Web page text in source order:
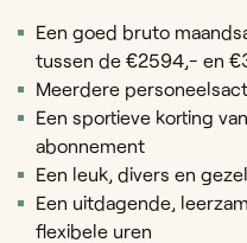
Een goed bruto
tussen de €2594,- en
Meerdere
Een sportieve korting
abonnement
Een leuk, divers en
Een uitdagende,
flexibele uren